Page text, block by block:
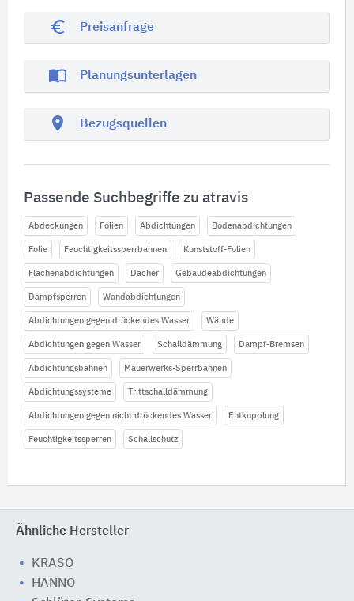
euro_symbol Preisanfrage
import_contacts Planungsunterlagen
location_on Bezugsquellen
Passende Suchbegriffe zu atravis
Abdeckungen Folien Abdichtungen Bodenabdichtungen
Folie Feuchtigkeitssperrbahnen Kunststoff-Folien
Flächenabdichtungen Dächer Gebäudeabdichtungen
Dampfsperren Wandabdichtungen
Abdichtungen gegen drückendes Wasser Wände
Abdichtungen gegen Wasser Schalldämmung Dampf-Bremsen
Abdichtungsbahnen Mauerwerks-Sperrbahnen
Abdichtungssysteme Trittschalldämmung
Abdichtungen gegen nicht drückendes Wasser Entkopplung
Feuchtigkeitssperren Schallschutz
Ähnliche Hersteller
KRASO
HANNO